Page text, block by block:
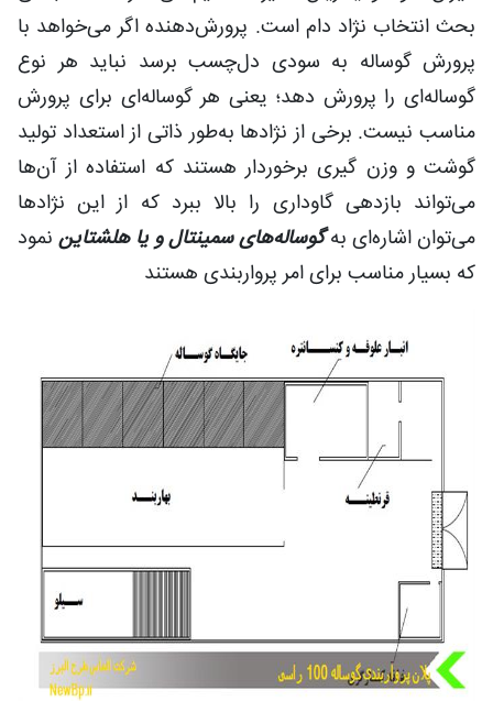
بحث انتخاب نژاد دام است. پرورش‌دهنده اگر می‌خواهد با
پرورش گوساله به سودی دل‌چسب برسد نباید هر نوع
گوساله‌ای را پرورش دهد؛ یعنی هر گوساله‌ای برای پرورش
مناسب نیست. برخی از نژادها به‌طور ذاتی از استعداد تولید
گوشت و وزن گیری برخوردار هستند که استفاده از آن‌ها
می‌تواند بازدهی گاوداری را بالا ببرد که از این نژادها
می‌توان اشاره‌ای بهگوساله‌های سمینتال و یا هلشتاین نمود
که بسیار مناسب برای امر پرواربندی هستند